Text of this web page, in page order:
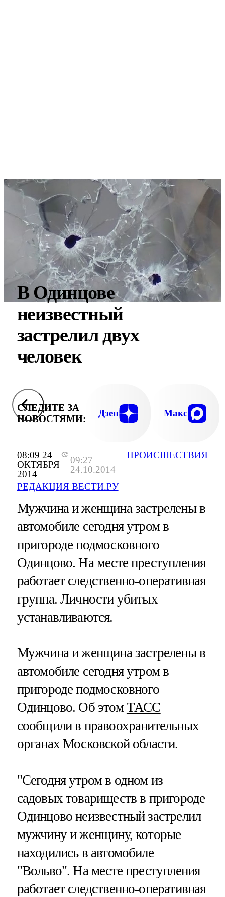
08:09 24
ОКТЯБРЯ
2014
09:27
24.10.2014
РЕДАКЦИЯ ВЕСТИ.РУ
ПРОИСШЕСТВИЯ
В Одинцове
неизвестный
застрелил двух
человек
СЛЕДИТЕ ЗА
НОВОСТЯМИ:
Дзен Макс
Мужчина и женщина застрелены в
автомобиле сегодня утром в
пригороде подмосковного
Одинцово. На месте преступления
работает следственно-оперативная
группа. Личности убитых
устанавливаются.
Мужчина и женщина застрелены в
автомобиле сегодня утром в
пригороде подмосковного
Одинцово. Об этомТАСС
сообщили в правоохранительных
органах Московской области.
"Сегодня утром в одном из
садовых товариществ в пригороде
Одинцово неизвестный застрелил
мужчину и женщину, которые
находились в автомобиле
"Вольво". На месте преступления
работает следственно-оперативная